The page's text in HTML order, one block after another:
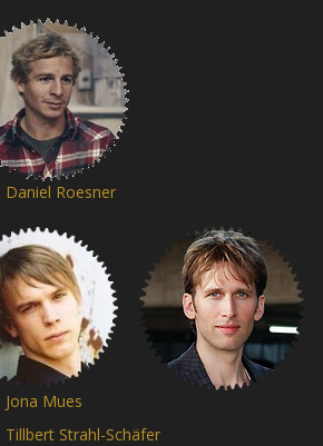
Daniel Roesner
Jona Mues
Tillbert Strahl-Schäfer